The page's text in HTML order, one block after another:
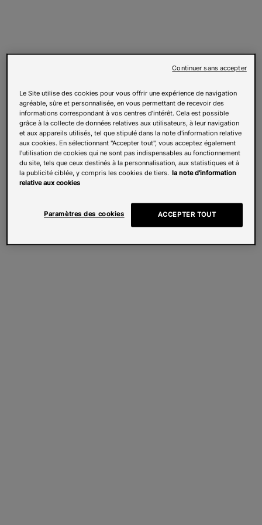
Le Site utilise des cookies pour vous offrir une expérience de navigation
agréable, sûre et personnalisée, en vous permettant de recevoir des
informations correspondant à vos centres d’intérêt. Cela est possible
grâce à la collecte de données relatives aux utilisateurs, à leur navigation
et aux appareils utilisés, tel que stipulé dans la note d'information relative
aux cookies. En sélectionnant "Accepter tout", vous acceptez également
l'utilisation de cookies qui ne sont pas indispensables au fonctionnement
du site, tels que ceux destinés à la personnalisation, aux statistiques et à
la publicité ciblée, y compris les cookies de tiers. la note d'information
relative aux cookies
Paramètres des cookies ACCEPTER TOUT
Continuer sans accepter